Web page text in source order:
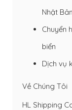
Nhật
Chuyển
biển
Dịch vụ
Về Chúng Tôi
HL Shipping